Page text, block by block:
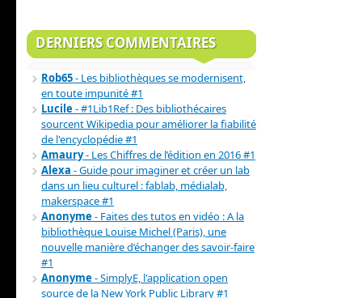
DERNIERS COMMENTAIRES
Rob65- Les bibliothèques se modernisent,
en toute impunité #1
Lucile- #1Lib1Ref : Des bibliothécaires
sourcent Wikipedia pour améliorer la fiabilité
de l'encyclopédie #1
Amaury- Les Chiffres de l’édition en 2016 #1
Alexa - Guide pour imaginer et créer un lab
dans un lieu culturel : fablab, médialab,
makerspace #1
Anonyme- Faites des tutos en vidéo : A la
bibliothèque Louise Michel (Paris), une
nouvelle manière d’échanger des savoir-faire
#1
Anonyme- SimplyE, l'application open
source de la New York Public Library #1